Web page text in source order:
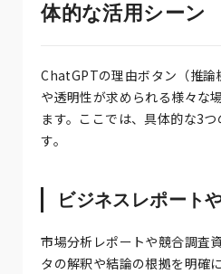
体的な活用シーン
ChatGPTの理由ボタン（推論
や透明性が求められる様々な
ます。ここでは、具体的な3
す。
ビジネスレポート
市場分析レポートや競合調査
タの解釈や結論の根拠を明確